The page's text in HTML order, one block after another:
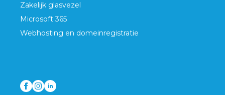
Zakelijk glasvezel
Microsoft 365
Webhosting en domeinregistratie